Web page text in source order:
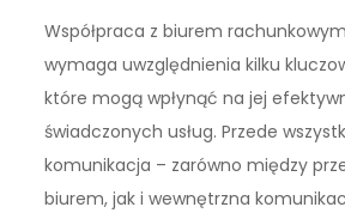
Współpraca z biurem
wymaga uwzględnienia kilku
które mogą wpłynąć na jej
świadczonych usług. Przede
komunikacja – zarówno między
biurem, jak i wewnętrzna